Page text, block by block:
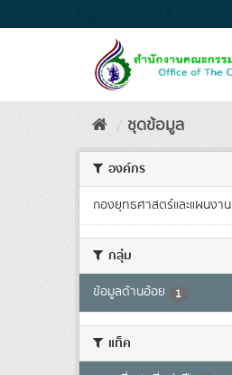
to
ชุดข้อมูล
องค์กร
กองยุทธศาสตร์และแผนงาน
กลุ่ม
ข้อมูลด้านอ้อย 1
แท็ค